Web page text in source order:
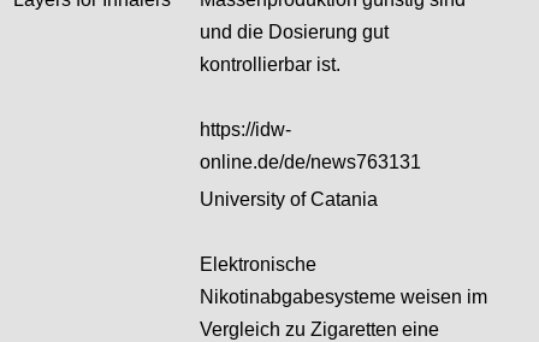
und die Dosierung gut
kontrollierbar ist.
https://idw-
online.de/de/news763131
University of Catania
Elektronische
Nikotinabgabesysteme weisen im
Vergleich zu Zigaretten eine